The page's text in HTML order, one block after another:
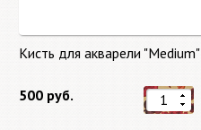
Кисть для акварели "Medium"
500 руб.